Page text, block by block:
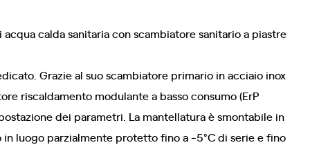
calda sanitaria con scambiatore sanitario a piastre
Grazie al suo scambiatore primario in acciaio inox
riscaldamento modulante a basso consumo (ErP
dei parametri. La mantellatura è smontabile in
luogo parzialmente protetto fino a -5°C di serie e fino